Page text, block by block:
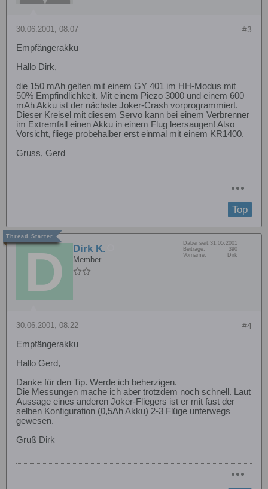
#3
30.06.2001, 08:07
Empfängerakku
Hallo Dirk,
die 150 mAh gelten mit einem GY 401 im HH-Modus mit
50% Empfindlichkeit. Mit einem Piezo 3000 und einem 600
mAh Akku ist der nächste Joker-Crash vorprogrammiert.
Dieser Kreisel mit diesem Servo kann bei einem Verbrenner
im Extremfall einen Akku in einem Flug leersaugen! Also
Vorsicht, fliege probehalber erst einmal mit einem KR1400.
Gruss, Gerd
Top
Dirk K.
Member
Dabei seit:31.05.2001
Beiträge:
390
Vorname:
Dirk
#4
30.06.2001, 08:22
Empfängerakku
Hallo Gerd,
Danke für den Tip. Werde ich beherzigen.
Die Messungen mache ich aber trotzdem noch schnell. Laut
Aussage eines anderen Joker-Fliegers ist er mit fast der
selben Konfiguration (0,5Ah Akku) 2-3 Flüge unterwegs
gewesen.
Gruß Dirk